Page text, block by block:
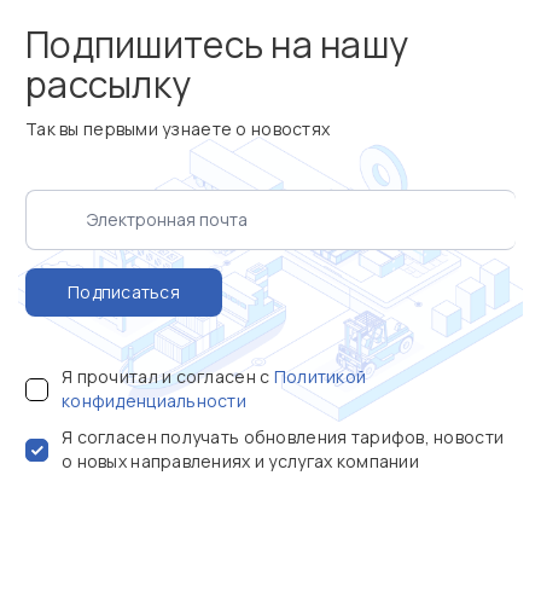
Подпишитесь на нашу
рассылку
Так вы первыми узнаете о новостях
Подписаться
Я прочитал и согласен с Политикой
конфиденциальности
Я согласен получать обновления тарифов, новости
о новых направлениях и услугах компании